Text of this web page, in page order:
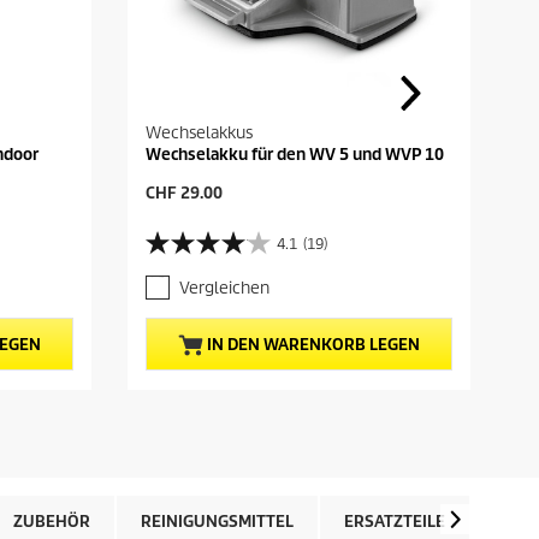
Wechselakkus
Wechselakku für den WV 5 und WVP 10
A
t
u
e
l
l
e
r
e
CHF 29.00
4.1 (19)
4
.
1
v
o
n
e
Vergleichen
IN DEN WARENKORB LEGEN
ZUBEHÖR REINIGUNGSMITTEL ERSATZTEILE